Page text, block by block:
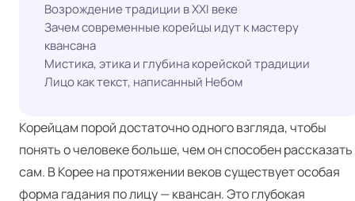
Возрождение традиции в XXI веке
Зачем современные корейцы идут к мастеру
квансана
Мистика, этика и глубина корейской традиции
Лицо как текст, написанный Небом
Корейцам порой достаточно одного взгляда, чтобы
понять о человеке больше, чем он способен рассказать
сам. В Корее на протяжении веков существует особая
форма гадания по лицу — квансан. Это глубокая